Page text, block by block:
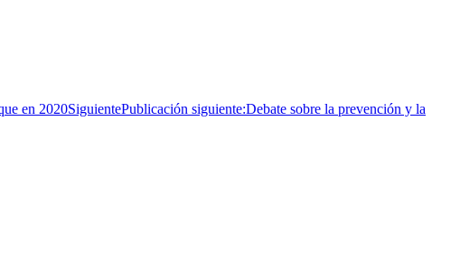
en 2020SiguientePublicación siguiente:Debate sobre la prevención y la